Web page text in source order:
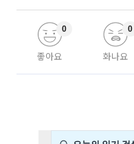
좋아요
0
화나요
0